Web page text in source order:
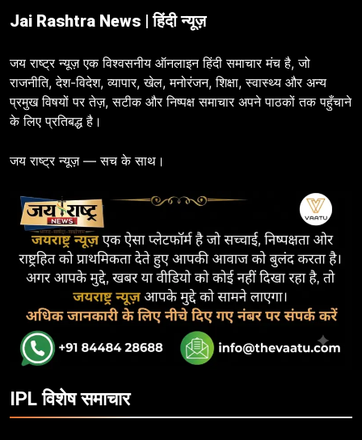
Jai Rashtra News | हिंदी न्यूज़
जय राष्ट्र न्यूज़ एक विश्वसनीय ऑनलाइन हिंदी समाचार मंच है, जो
राजनीति, देश-विदेश, व्यापार, खेल, मनोरंजन, शिक्षा, स्वास्थ्य और अन्य
प्रमुख विषयों पर तेज़, सटीक और निष्पक्ष समाचार अपने पाठकों तक पहुँचाने
के लिए प्रतिबद्ध है।
जय राष्ट्र न्यूज़ — सच के साथ।
IPL विशेष समाचार